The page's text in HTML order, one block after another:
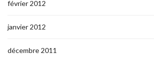
février 2012
janvier 2012
décembre 2011